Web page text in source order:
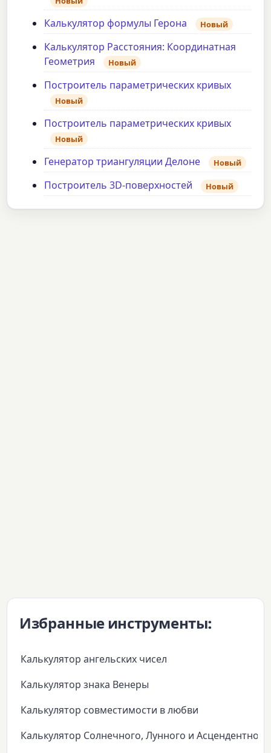
Калькулятор формулы Герона Новый
Калькулятор Расстояния: Координатная
Геометрия
Новый
Построитель параметрических кривых
Новый
Построитель параметрических кривых
Новый
Генератор триангуляции Делоне Новый
Построитель 3D-поверхностей Новый
Избранные инструменты:
Калькулятор ангельских чисел
Калькулятор знака Венеры
Калькулятор совместимости в любви
Калькулятор Солнечного, Лунного и Асцендентного